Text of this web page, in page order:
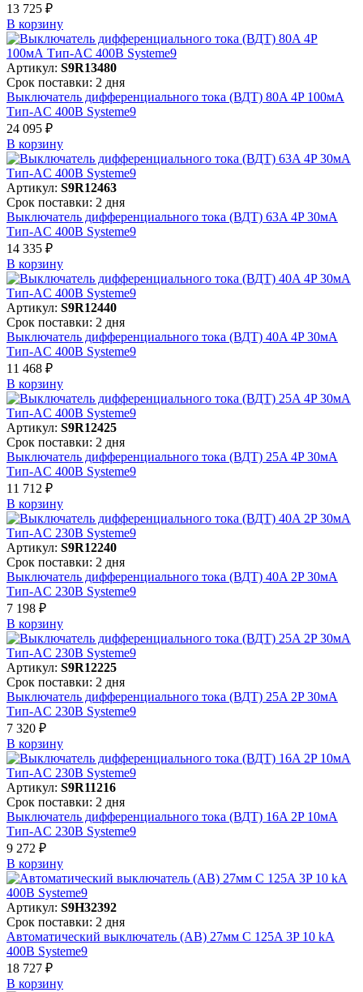
13 725 ₽
В корзинy
Артикул: S9R13480
Срок поставки: 2 дня
Выключатель дифференциального тока (ВДТ) 80A 4P 100мА
Тип-AC 400В Systeme9
24 095 ₽
В корзинy
Артикул: S9R12463
Срок поставки: 2 дня
Выключатель дифференциального тока (ВДТ) 63A 4P 30мА
Тип-AC 400В Systeme9
14 335 ₽
В корзинy
Артикул: S9R12440
Срок поставки: 2 дня
Выключатель дифференциального тока (ВДТ) 40A 4P 30мА
Тип-AC 400В Systeme9
11 468 ₽
В корзинy
Артикул: S9R12425
Срок поставки: 2 дня
Выключатель дифференциального тока (ВДТ) 25A 4P 30мА
Тип-AC 400В Systeme9
11 712 ₽
В корзинy
Артикул: S9R12240
Срок поставки: 2 дня
Выключатель дифференциального тока (ВДТ) 40A 2P 30мА
Тип-AC 230В Systeme9
7 198 ₽
В корзинy
Артикул: S9R12225
Срок поставки: 2 дня
Выключатель дифференциального тока (ВДТ) 25A 2P 30мА
Тип-AC 230В Systeme9
7 320 ₽
В корзинy
Артикул: S9R11216
Срок поставки: 2 дня
Выключатель дифференциального тока (ВДТ) 16A 2P 10мА
Тип-AC 230В Systeme9
9 272 ₽
В корзинy
Артикул: S9H32392
Срок поставки: 2 дня
Автоматический выключатель (АВ) 27мм C 125A 3P 10 kA
400В Systeme9
18 727 ₽
В корзинy